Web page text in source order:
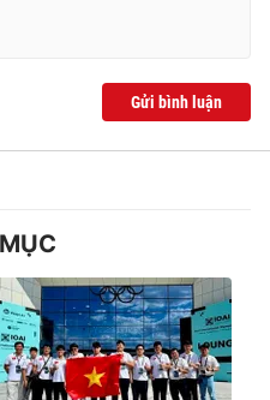
Gửi bình luận